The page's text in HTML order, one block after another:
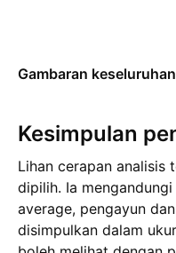
Gambaran keseluruhan
Kesimpulan
Lihan cerapan analisis
dipilih. Ia
average, pengayun
disimpulkan dalam